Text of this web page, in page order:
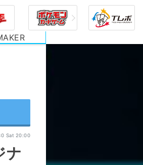
Sat 20:00
ナ